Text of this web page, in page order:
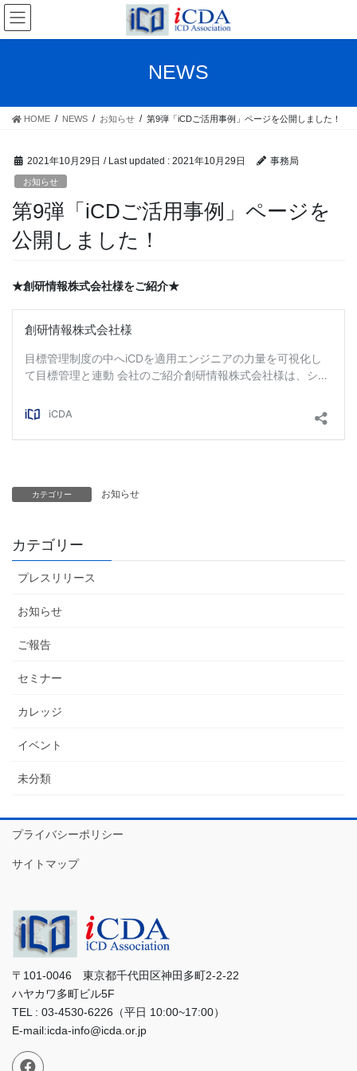
Skip
the
Skip
the
NEWS
HOME NEWS お知らせ 第9弾「iCDご活用事例」ページを公開しました！
2021年10月29日 / Last updated : 2021年10月29日 事務局
お知らせ
第9弾「iCDご活用事例」ページを
公開しました！
★創研情報株式会社様をご紹介★
カテゴリー お知らせ
カテゴリー
プレスリリース
お知らせ
ご報告
セミナー
カレッジ
イベント
未分類
プライバシーポリシー
サイトマップ
〒101-0046 東京都千代田区神田多町2-2-22
ハヤカワ多町ビル5F
TEL : 03-4530-6226（平日 10:00~17:00）
E-mail:icda-info@icda.or.jp